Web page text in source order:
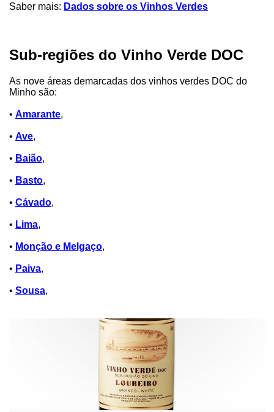
Saber mais: Dados sobre os Vinhos Verdes
Sub-regiões do Vinho Verde DOC
As nove áreas demarcadas dos vinhos verdes DOC do
Minho são:
• Amarante,
• Ave,
• Baião,
• Basto,
• Cávado,
• Lima,
• Monção e Melgaço,
• Paiva,
• Sousa,